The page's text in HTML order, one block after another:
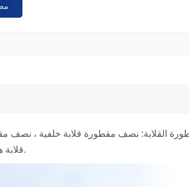
القلابة: نصف مقطورة قلابة خلفية ، نصف
قلابة هيكلية ، ومقطورة قلابة من النوع المسطح.